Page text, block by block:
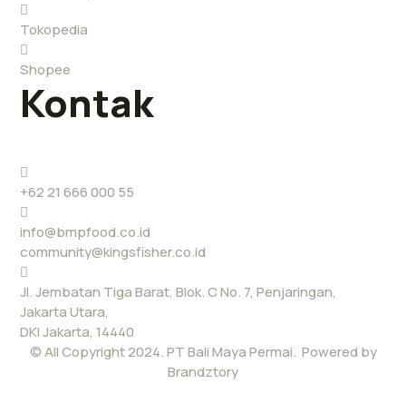
Tokopedia
Shopee
Kontak
+62 21 666 000 55
info@bmpfood.co.id
community@kingsfisher.co.id
Jl. Jembatan Tiga Barat, Blok. C No. 7, Penjaringan,
Jakarta Utara,
DKI Jakarta, 14440
© All Copyright 2024. PT Bali Maya Permai. Powered by
Brandztory